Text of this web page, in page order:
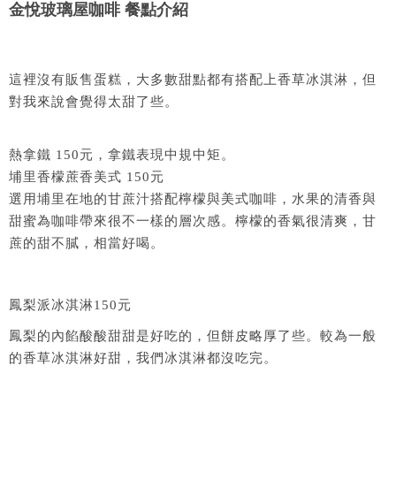
金悅玻璃屋咖啡 餐點介紹
這裡沒有販售蛋糕，大多數甜點都有搭配上香草冰淇淋，但
對我來說會覺得太甜了些。
熱拿鐵 150元，拿鐵表現中規中矩。
埔里香檬蔗香美式 150元
選用埔里在地的甘蔗汁搭配檸檬與美式咖啡，水果的清香與
甜蜜為咖啡帶來很不一樣的層次感。檸檬的香氣很清爽，甘
蔗的甜不膩，相當好喝。
鳳梨派冰淇淋150元
鳳梨的內餡酸酸甜甜是好吃的，但餅皮略厚了些。較為一般
的香草冰淇淋好甜，我們冰淇淋都沒吃完。